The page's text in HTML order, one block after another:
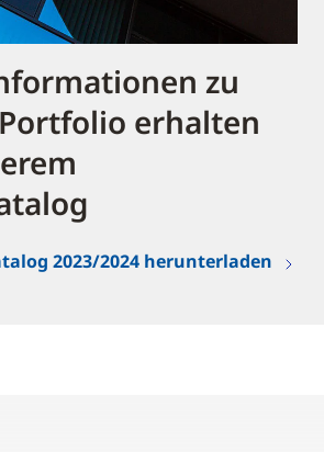
zu
erhalten
2023/2024 herunterladen